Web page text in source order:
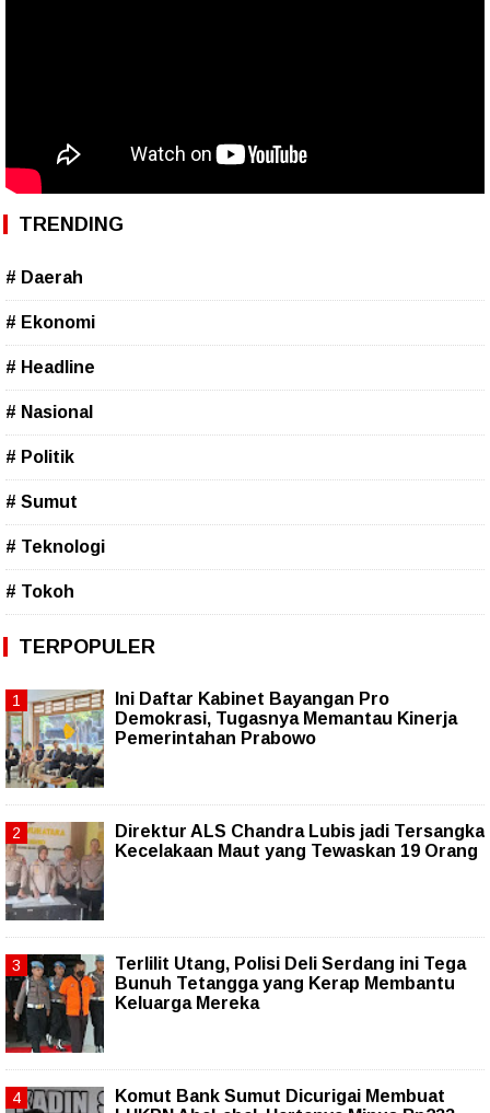
TRENDING
# Daerah
# Ekonomi
# Headline
# Nasional
# Politik
# Sumut
# Teknologi
# Tokoh
TERPOPULER
Ini Daftar Kabinet Bayangan Pro
Demokrasi, Tugasnya Memantau Kinerja
Pemerintahan Prabowo
Direktur ALS Chandra Lubis jadi Tersangka
Kecelakaan Maut yang Tewaskan 19 Orang
Terlilit Utang, Polisi Deli Serdang ini Tega
Bunuh Tetangga yang Kerap Membantu
Keluarga Mereka
Komut Bank Sumut Dicurigai Membuat